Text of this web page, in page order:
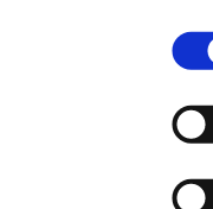
les personnes
patients et de leur
le DAC 92 Centre